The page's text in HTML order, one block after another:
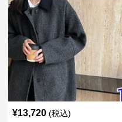
¥13,720 (税込)